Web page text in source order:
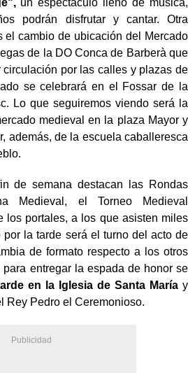
un espectáculo lleno de música,
podrán disfrutar y cantar. Otra
el cambio de ubicación del Mercado
de la DO Conca de Barberà que
por las calles y plazas de
se celebrará en el Fossar de la
Lo que seguiremos viendo será la
medieval en la plaza Mayor y
además, de la escuela caballeresca
de semana destacan las Rondas
Medieval, el Torneo Medieval
los portales, a los que asisten miles
la tarde será el turno del acto de
de formato respecto a los otros
entregar la espada de honor se
en la Iglesia de Santa Maríay
Rey Pedro el Ceremonioso.